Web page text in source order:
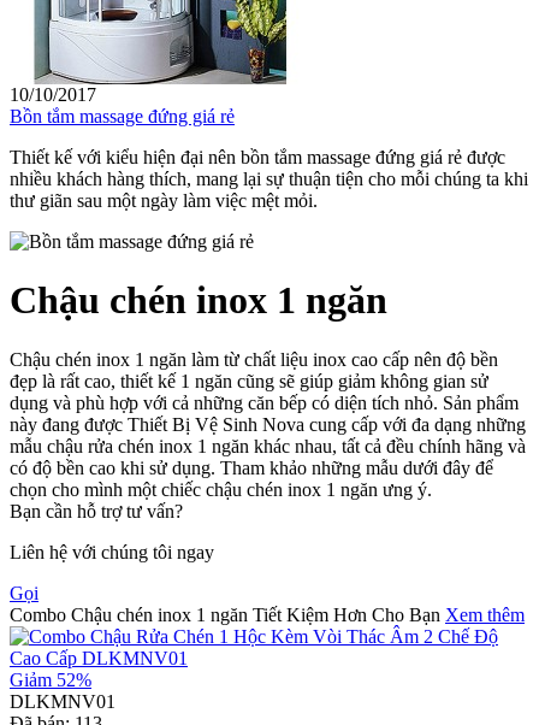
10/10/2017
Bồn tắm massage đứng giá rẻ
Thiết kế với kiểu hiện đại nên bồn tắm massage đứng giá rẻ được
nhiều khách hàng thích, mang lại sự thuận tiện cho mỗi chúng ta khi
thư giãn sau một ngày làm việc mệt mỏi.
Chậu chén inox 1 ngăn
Chậu chén inox 1 ngăn làm từ chất liệu inox cao cấp nên độ bền
đẹp là rất cao, thiết kế 1 ngăn cũng sẽ giúp giảm không gian sử
dụng và phù hợp với cả những căn bếp có diện tích nhỏ. Sản phẩm
này đang được Thiết Bị Vệ Sinh Nova cung cấp với đa dạng những
mẫu chậu rửa chén inox 1 ngăn khác nhau, tất cả đều chính hãng và
có độ bền cao khi sử dụng. Tham khảo những mẫu dưới đây để
chọn cho mình một chiếc chậu chén inox 1 ngăn ưng ý.
Bạn cần hỗ trợ tư vấn?
Liên hệ với chúng tôi ngay
Gọi
Combo Chậu chén inox 1 ngăn Tiết Kiệm Hơn Cho Bạn Xem thêm
Giảm 52%
DLKMNV01